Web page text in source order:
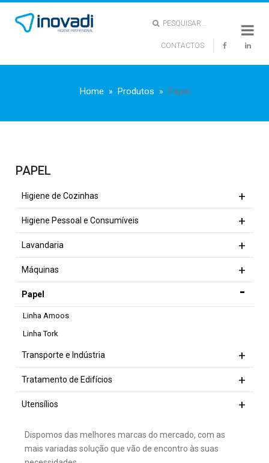
CONTACTOS
PESQUISAR...
Home Produtos Papel
PAPEL
Higiene de Cozinhas
Higiene Pessoal e Consumíveis
Lavandaria
Máquinas
Papel
Linha Amoos
Linha Tork
Transporte e Indústria
Tratamento de Edifícios
Utensílios
Dispomos das melhores marcas do mercado, com as
mais variadas solução que vão de encontro às suas